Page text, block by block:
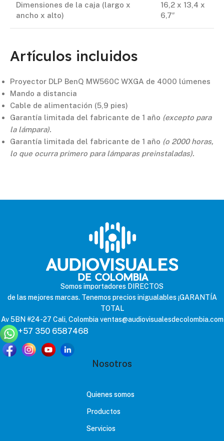
Dimensiones de la caja (largo x
ancho x alto)
16,2 x 13,4 x
6,7″
Artículos incluidos
Proyector DLP BenQ MW560C WXGA de 4000 lúmenes
Mando a distancia
Cable de alimentación (5,9 pies)
Garantía limitada del fabricante de 1 año (excepto para
la lámpara).
Garantía limitada del fabricante de 1 año (o 2000 horas,
lo que ocurra primero para lámparas preinstaladas).
Somos importadores DIRECTOS
de las mejores marcas. Tenemos precios inigualables ¡GARANTÍA
TOTAL
Av 5BN #24-27 Cali, Colombiaventas@audiovisualesdecolombia.com
+57 350 6587468
Nosotros
Quienes somos
Productos
Servicios